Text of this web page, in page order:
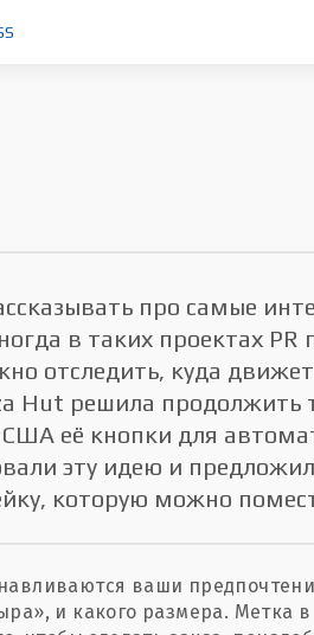
про самые
в таких проектах PR
отследить, куда
Hut решила продолжить
её кнопки для
эту идею и
которую можно
ваши
и какого размера. Метка